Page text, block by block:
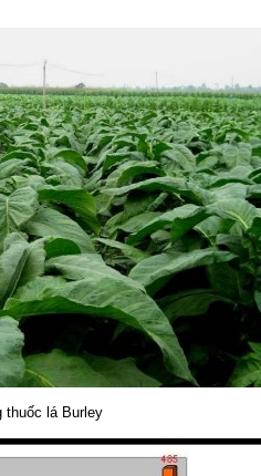
thuốc lá Burley